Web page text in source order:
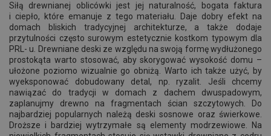
Siłą drewnianej oblicówki jest jej naturalność, bogata faktura
i ciepło, które emanuje z tego materiału. Daje dobry efekt na
domach bliskich tradycyjnej architekturze, a także dodaje
przytulności często surowym estetycznie kostkom typowym dla
PRL- u. Drewniane deski ze względu na swoją formę wydłużonego
prostokąta warto stosować, aby skorygować wysokość domu –
ułożone poziomo wizualnie go obniżą. Warto ich także użyć, by
wyeksponować dobudowany detal, np. ryzalit. Jeśli chcemy
nawiązać do tradycji w domach z dachem dwuspadowym,
zaplanujmy drewno na fragmentach ścian szczytowych. Do
najbardziej popularnych należą deski sosnowe oraz świerkowe.
Droższe i bardziej wytrzymałe są elementy modrzewiowe. Na